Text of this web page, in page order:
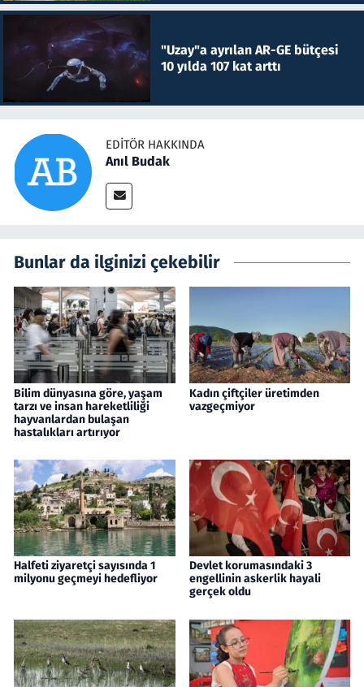
"Uzay"a ayrılan AR-GE bütçesi
10 yılda 107 kat arttı
EDITÖR HAKKINDA
Anıl Budak
Bunlar da ilginizi çekebilir
Bilim dünyasına göre, yaşam
tarzı ve insan hareketliliği
hayvanlardan bulaşan
hastalıkları artırıyor
Kadın çiftçiler üretimden
vazgeçmiyor
Halfeti ziyaretçi sayısında 1
milyonu geçmeyi hedefliyor
Devlet korumasındaki 3
engellinin askerlik hayali
gerçek oldu